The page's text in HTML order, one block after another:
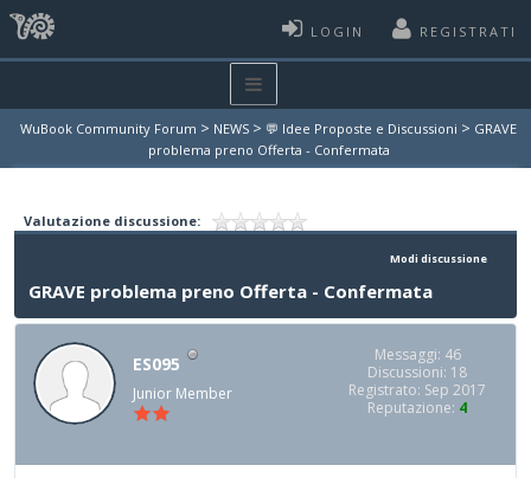
LOGIN REGISTRATI
WuBook Community Forum > NEWS > 💬 Idee Proposte e Discussioni > GRAVE
problema preno Offerta - Confermata
Valutazione discussione:
Modi discussione
GRAVE problema preno Offerta - Confermata
ES095
Junior Member
Messaggi: 46
Discussioni: 18
Registrato: Sep 2017
Reputazione: 4